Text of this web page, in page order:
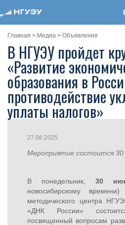
Главная > Медиа > Объявления
В НГУЭУ пройдет
«Развитие
образования в
противодействие
уплаты налогов»
27.06.2025
Мероприятие состоится 30
В понедельник, 30
новосибирскому
методического центра
«ДНК России»
посвященный вопросам